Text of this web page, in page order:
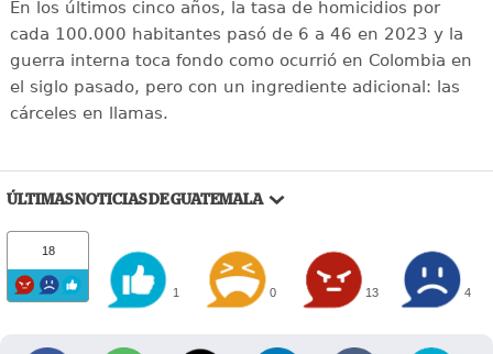
En los últimos cinco años, la tasa de homicidios por
cada 100.000 habitantes pasó de 6 a 46 en 2023 y la
guerra interna toca fondo como ocurrió en Colombia en
el siglo pasado, pero con un ingrediente adicional: las
cárceles en llamas.
ÚLTIMAS NOTICIAS DE GUATEMALA
18
1 0 13 4